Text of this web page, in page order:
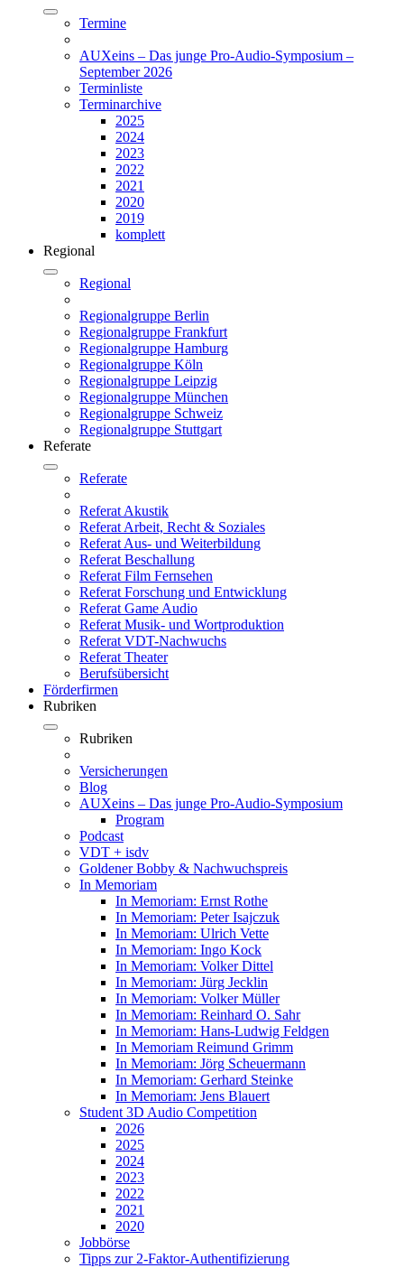
Termine
AUXeins – Das junge Pro-Audio-Symposium –
September 2026
Terminliste
Terminarchive
2025
2024
2023
2022
2021
2020
2019
komplett
Regional
Regional
Regionalgruppe Berlin
Regionalgruppe Frankfurt
Regionalgruppe Hamburg
Regionalgruppe Köln
Regionalgruppe Leipzig
Regionalgruppe München
Regionalgruppe Schweiz
Regionalgruppe Stuttgart
Referate
Referate
Referat Akustik
Referat Arbeit, Recht & Soziales
Referat Aus- und Weiterbildung
Referat Beschallung
Referat Film Fernsehen
Referat Forschung und Entwicklung
Referat Game Audio
Referat Musik- und Wortproduktion
Referat VDT-Nachwuchs
Referat Theater
Berufsübersicht
Förderfirmen
Rubriken
Rubriken
Versicherungen
Blog
AUXeins – Das junge Pro-Audio-Symposium
Program
Podcast
VDT + isdv
Goldener Bobby & Nachwuchspreis
In Memoriam
In Memoriam: Ernst Rothe
In Memoriam: Peter Isajczuk
In Memoriam: Ulrich Vette
In Memoriam: Ingo Kock
In Memoriam: Volker Dittel
In Memoriam: Jürg Jecklin
In Memoriam: Volker Müller
In Memoriam: Reinhard O. Sahr
In Memoriam: Hans-Ludwig Feldgen
In Memoriam Reimund Grimm
In Memoriam: Jörg Scheuermann
In Memoriam: Gerhard Steinke
In Memoriam: Jens Blauert
Student 3D Audio Competition
2026
2025
2024
2023
2022
2021
2020
Jobbörse
Tipps zur 2-Faktor-Authentifizierung